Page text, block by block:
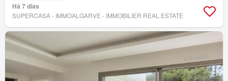
Há 7 dias
SUPERCASA - IMMOALGARVE - IMMOBILIER REAL ESTATE